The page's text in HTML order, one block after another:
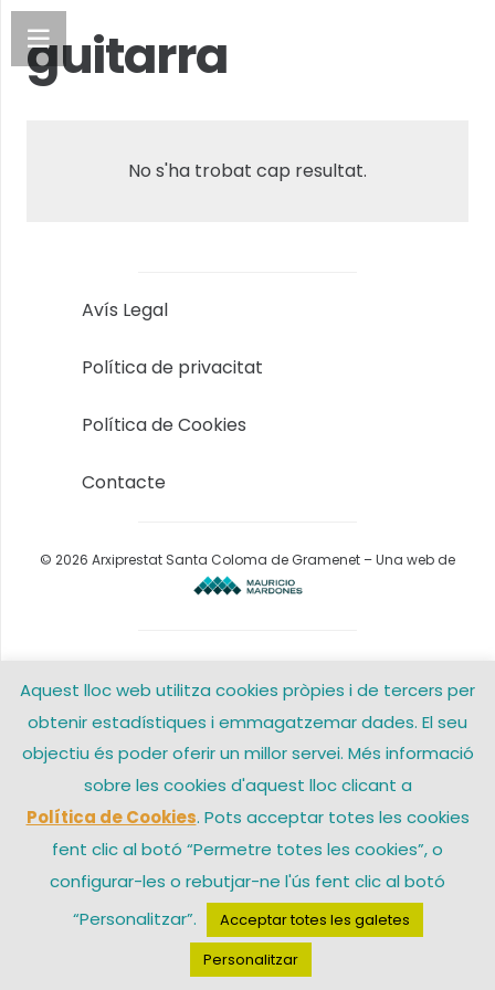
guitarra
No s'ha trobat cap resultat.
Avís Legal
Política de privacitat
Política de Cookies
Contacte
© 2026 Arxiprestat Santa Coloma de Gramenet – Una web de
Aquest lloc web utilitza cookies pròpies i de tercers per
obtenir estadístiques i emmagatzemar dades. El seu
objectiu és poder oferir un millor servei. Més informació
sobre les cookies d'aquest lloc clicant a
Política de Cookies. Pots acceptar totes les cookies
fent clic al botó “Permetre totes les cookies”, o
configurar-les o rebutjar-ne l'ús fent clic al botó
“Personalitzar”.
Acceptar totes les galetes
Personalitzar